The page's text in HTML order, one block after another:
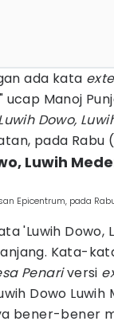
ada kata
Manoj
Dowo,
pada Rabu
Luwih
Epicentrum, pada
'Luwih Dowo,
Kata-
Penariversi
Dowo Luwih
bener-bener